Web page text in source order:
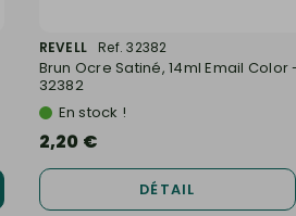
REVELL Ref. 32382
Brun Ocre Satiné, 14ml Email Color -
32382
En stock !
2,20 €
DÉTAIL